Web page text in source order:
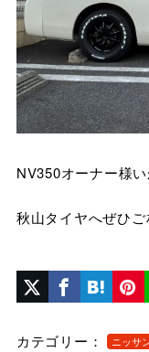
NV350オーナー様
秋山タイヤへぜひ
カテゴリー： ニッサ